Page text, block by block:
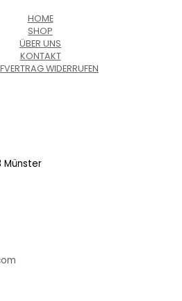
HOME
SHOP
ÜBER UNS
KONTAKT
WIDERRUFEN
Münster